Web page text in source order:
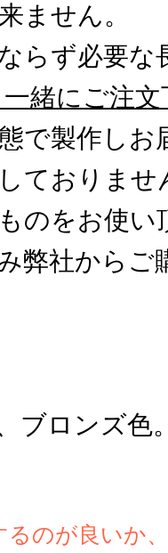
ません。
らず必要な
緒にご注
で製作しお
ておりま
のをお使い
弊社からご
ブロンズ色
るのが良いか